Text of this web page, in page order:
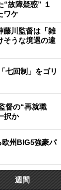
“故障疑惑” １
ワケ
藤川監督は「雑
うな境遇の違
七回制」をゴリ
督の“再就職
択か
州BIG5強豪パ
週間